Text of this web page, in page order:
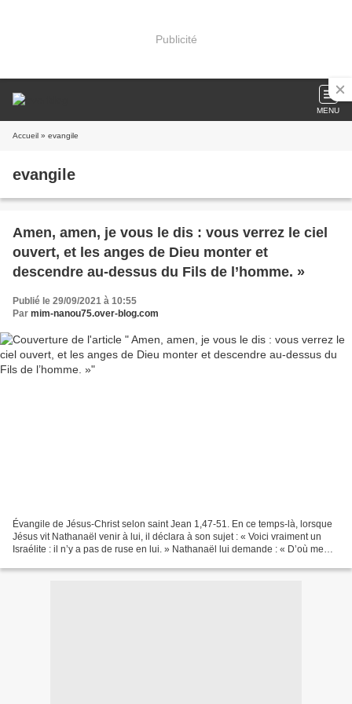
Publicité
MENU
Accueil » evangile
evangile
Amen, amen, je vous le dis : vous verrez le ciel
ouvert, et les anges de Dieu monter et
descendre au-dessus du Fils de l’homme. »
Publié le 29/09/2021 à 10:55
Par mim-nanou75.over-blog.com
Évangile de Jésus-Christ selon saint Jean 1,47-51. En ce temps-là, lorsque
Jésus vit Nathanaël venir à lui, il déclara à son sujet : « Voici vraiment un
Israélite : il n’y a pas de ruse en lui. » Nathanaël lui demande : « D’où me